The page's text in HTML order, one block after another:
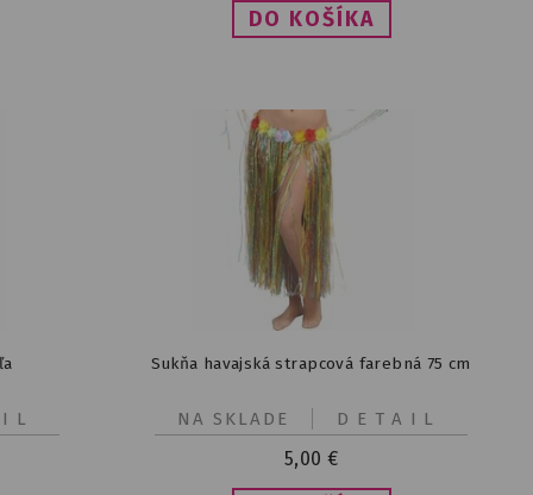
Sukňa havajská strapcová farebná 75 cm
5,00 €
DETAIL
NA SKLADE